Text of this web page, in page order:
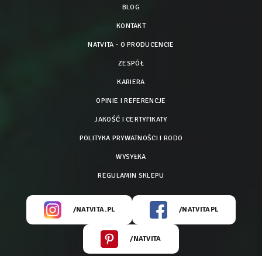
BLOG
KONTAKT
NATVITA - O PRODUCENCIE
ZESPÓŁ
KARIERA
OPINIE I REFERENCJE
JAKOŚĆ I CERTYFIKATY
POLITYKA PRYWATNOŚCI I RODO
WYSYŁKA
REGULAMIN SKLEPU
/NATVITA.PL /NATVITAPL
/NATVITA